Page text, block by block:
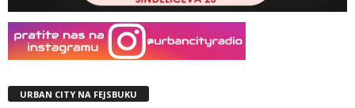
URBAN CITY NA FEJSBUKU